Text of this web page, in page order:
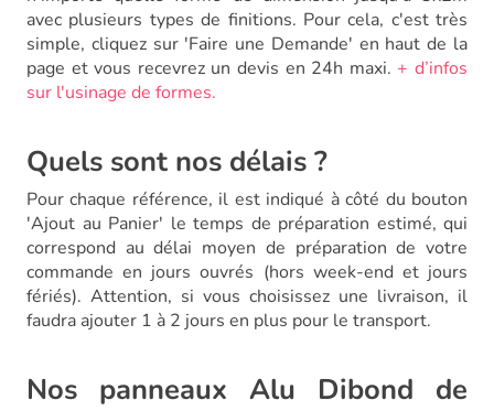
avec plusieurs types de finitions. Pour cela, c'est très
simple, cliquez sur 'Faire une Demande' en haut de la
page et vous recevrez un devis en 24h maxi. + d’infos
sur l'usinage de formes.
Quels sont nos délais ?
Pour chaque référence, il est indiqué à côté du bouton
'Ajout au Panier' le temps de préparation estimé, qui
correspond au délai moyen de préparation de votre
commande en jours ouvrés (hors week-end et jours
fériés). Attention, si vous choisissez une livraison, il
faudra ajouter 1 à 2 jours en plus pour le transport.
Nos panneaux Alu Dibond de